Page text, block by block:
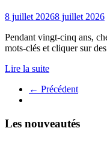
8 juillet 20268 juillet 2026
Pendant vingt-cinq ans,
mots-clés et cliquer sur
Lire la suite
← Précédent
Les nouveautés